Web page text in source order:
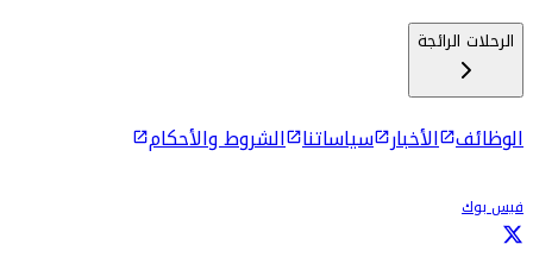
الرحلات الرائجة
الوظائف الأخبار سياساتنا الشروط والأحكام
فيس بوك